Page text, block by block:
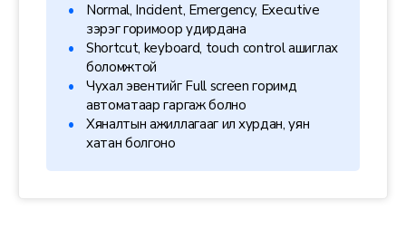
Normal, Incident, Emergency, Executive
зэрэг горимоор удирдана
Shortcut, keyboard, touch control ашиглах
боломжтой
Чухал эвентийг Full screen горимд
автоматаар гаргаж болно
Хяналтын ажиллагааг илүү хурдан, уян
хатан болгоно